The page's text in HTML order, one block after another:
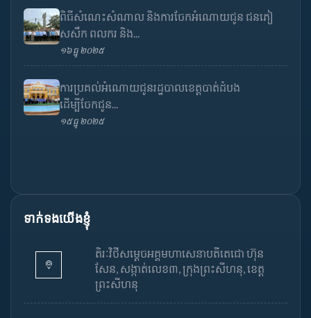
ពិធីសំណេះសំណាល និងការចែកអំណោយជូន ជនភៀ
សសឹក ពលករ និង...
១៦ ធ្នូ ២០២៥
ការប្រគល់អំណោយជូនរដ្ឋបាលខេត្តបាត់ដំបង
ដើម្បីចែកជូន...
១៥ ធ្នូ ២០២៥
ទាក់ទងយើងខ្ញុំ
តិរៈវិថីសម្តេចអគ្គមហាសេនាបតីតេជោ ហ៊ុន
សែន, សង្កាត់លេខ៣, ក្រុងព្រះសីហនុ, ខេត្ត
ព្រះសីហនុ